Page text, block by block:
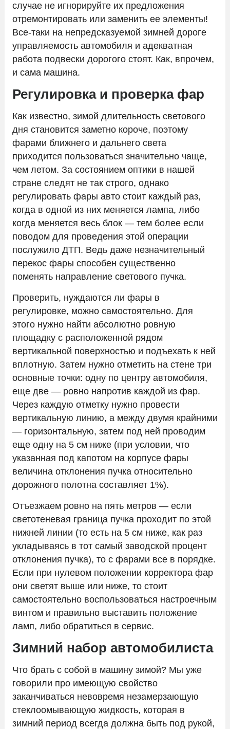
случае не игнорируйте их предложения
отремонтировать или заменить ее элементы!
Все-таки на непредсказуемой зимней дороге
управляемость автомобиля и адекватная
работа подвески дорогого стоят. Как, впрочем,
и сама машина.
Регулировка и проверка фар
Как известно, зимой длительность светового
дня становится заметно короче, поэтому
фарами ближнего и дальнего света
приходится пользоваться значительно чаще,
чем летом. За состоянием оптики в нашей
стране следят не так строго, однако
регулировать фары авто стоит каждый раз,
когда в одной из них меняется лампа, либо
когда меняется весь блок — тем более если
поводом для проведения этой операции
послужило ДТП. Ведь даже незначительный
перекос фары способен существенно
поменять направление светового пучка.
Проверить, нуждаются ли фары в
регулировке, можно самостоятельно. Для
этого нужно найти абсолютно ровную
площадку с расположенной рядом
вертикальной поверхностью и подъехать к ней
вплотную. Затем нужно отметить на стене три
основные точки: одну по центру автомобиля,
еще две — ровно напротив каждой из фар.
Через каждую отметку нужно провести
вертикальную линию, а между двумя крайними
— горизонтальную, затем под ней проводим
еще одну на 5 см ниже (при условии, что
указанная под капотом на корпусе фары
величина отклонения пучка относительно
дорожного полотна составляет 1%).
Отъезжаем ровно на пять метров — если
светотеневая граница пучка проходит по этой
нижней линии (то есть на 5 см ниже, как раз
укладываясь в тот самый заводской процент
отклонения пучка), то с фарами все в порядке.
Если при нулевом положении корректора фар
они светят выше или ниже, то стоит
самостоятельно воспользоваться настроечным
винтом и правильно выставить положение
ламп, либо обратиться в сервис.
Зимний набор автомобилиста
Что брать с собой в машину зимой? Мы уже
говорили про имеющую свойство
заканчиваться невовремя незамерзающую
стеклоомывающую жидкость, которая в
зимний период всегда должна быть под рукой,